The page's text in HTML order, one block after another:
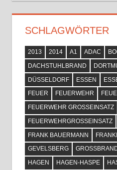
SCHLAGWÖRTER
2013 2014 A1 ADAC
DACHSTUHLBRAND
DÜSSELDORF
ESSEN
FEUER
FEUERWEHR
FEUERWEHR GROSSEINSATZ
FEUERWEHRGROSSEINSATZ
FRANK BAUERMANN
GEVELSBERG
GROSSBRAND
HAGEN
HAGEN-HASPE